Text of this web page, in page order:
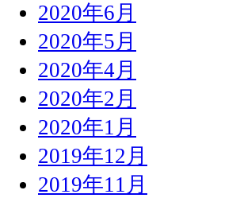
2020年6月
2020年5月
2020年4月
2020年2月
2020年1月
2019年12月
2019年11月